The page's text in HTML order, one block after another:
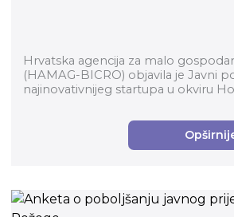
Hrvatska agencija za malo
(HAMAG-BICRO) objavila je Javni
najinovativnijeg startupa u okviru